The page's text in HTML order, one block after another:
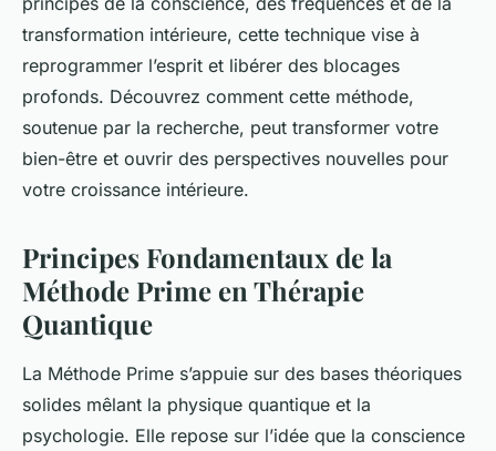
transformation intérieure, cette technique vise à
reprogrammer l’esprit et libérer des blocages
profonds. Découvrez comment cette méthode,
soutenue par la recherche, peut transformer votre
bien-être et ouvrir des perspectives nouvelles pour
votre croissance intérieure.
Principes Fondamentaux de la
Méthode Prime en Thérapie
Quantique
La Méthode Prime s’appuie sur des bases théoriques
solides mêlant la physique quantique et la
psychologie. Elle repose sur l’idée que la conscience